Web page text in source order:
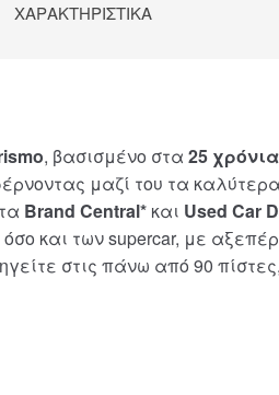
ΧΑΡΑΚΤΗΡΙΣΤΙΚΆ
, βασισμένο στα 25
μαζί του τα
Brand Central*και Used Car
και των supercar, με
στις πάνω από 90